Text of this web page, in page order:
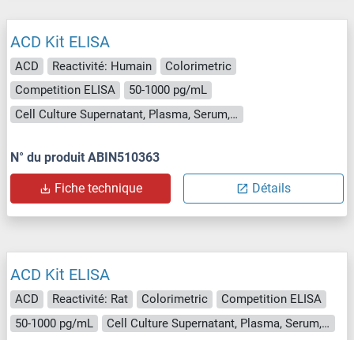
ACD Kit ELISA
ACD Reactivité: Humain
Colorimetric
Competition ELISA
50-1000 pg/mL
Cell Culture Supernatant, Plasma, Serum, Tissue Homogenate
N° du produit ABIN510363
Fiche technique Détails
ACD Kit ELISA
ACD Reactivité: Rat Colorimetric
Competition ELISA
50-1000 pg/mL
Cell Culture Supernatant, Plasma, Serum, Tissue Homogenate